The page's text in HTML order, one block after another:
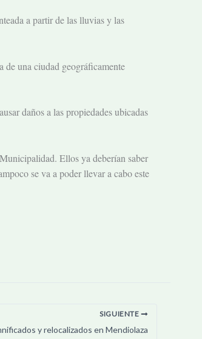
a partir de las lluvias y las
de una ciudad geográficamente
daños a las propiedades ubicadas
Ellos ya deberían saber
se va a poder llevar a cabo este
SIGUIENTE
y relocalizados en Mendiolaza